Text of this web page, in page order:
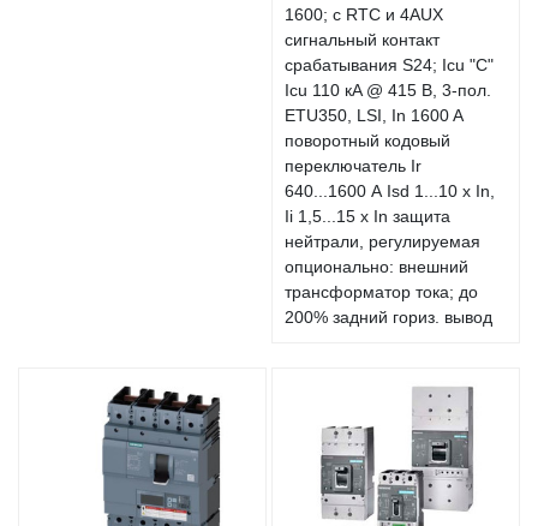
1600; с RTC и 4AUX
сигнальный контакт
срабатывания S24; Icu "C"
Icu 110 кA @ 415 В, 3-пол.
ETU350, LSI, In 1600 A
поворотный кодовый
переключатель Ir
640...1600 А Isd 1...10 x In,
Ii 1,5...15 x In защита
нейтрали, регулируемая
опционально: внешний
трансформатор тока; до
200% задний гориз. вывод